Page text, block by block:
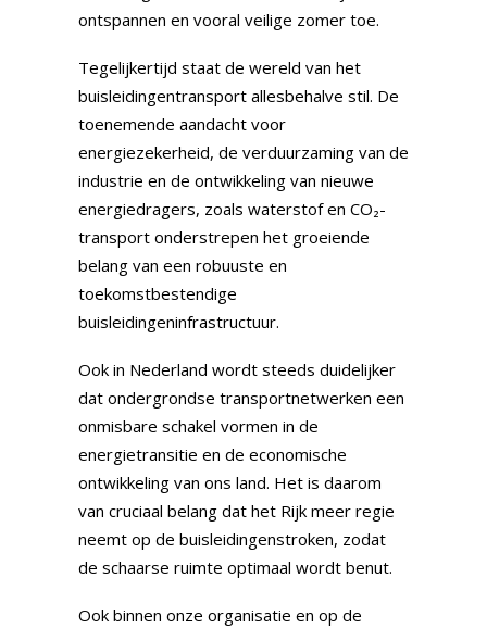
ontspannen en vooral veilige zomer toe.
Tegelijkertijd staat de wereld van het
buisleidingentransport allesbehalve stil. De
toenemende aandacht voor
energiezekerheid, de verduurzaming van de
industrie en de ontwikkeling van nieuwe
energiedragers, zoals waterstof en CO₂-
transport onderstrepen het groeiende
belang van een robuuste en
toekomstbestendige
buisleidingeninfrastructuur.
Ook in Nederland wordt steeds duidelijker
dat ondergrondse transportnetwerken een
onmisbare schakel vormen in de
energietransitie en de economische
ontwikkeling van ons land. Het is daarom
van cruciaal belang dat het Rijk meer regie
neemt op de buisleidingenstroken, zodat
de schaarse ruimte optimaal wordt benut.
Ook binnen onze organisatie en op de